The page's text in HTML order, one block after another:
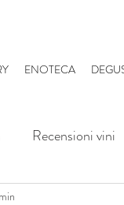
ENOTECA
Recensioni vini